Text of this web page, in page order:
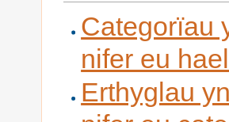
Categorïau
nifer eu
Erthyglau